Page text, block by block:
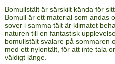
Bomullstält är särskilt kända för
Bomull är ett material som andas
sover i samma tält är klimatet
naturen till en fantastisk
bomullstält svalare på sommaren
med ett nylontält, för att inte tala
väldigt länge.